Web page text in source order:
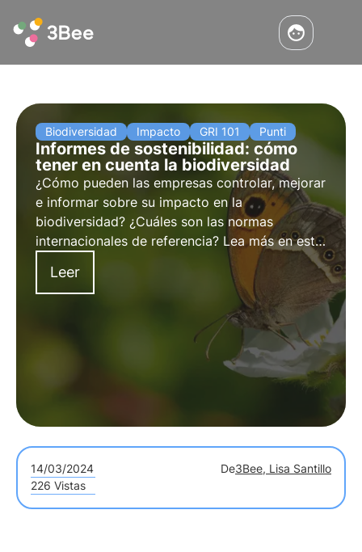
Biodiversidad Impacto GRI 101 Punti
Informes de sostenibilidad: cómo
tener en cuenta la biodiversidad
¿Cómo pueden las empresas controlar, mejorar
e informar sobre su impacto en la
biodiversidad? ¿Cuáles son las normas
internacionales de referencia? Lea más en este
artículo y descubra las novedades de la norma
GRI 101: Biodiversidad.
Leer
14/03/2024 De3Bee, Lisa Santillo
226 Vistas